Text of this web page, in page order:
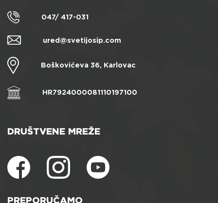
047/ 417-031
ured@svetijosip.com
Boškovićeva 36, Karlovac
HR7924000081110197100
DRUŠTVENE MREŽE
PREPORUČAMO